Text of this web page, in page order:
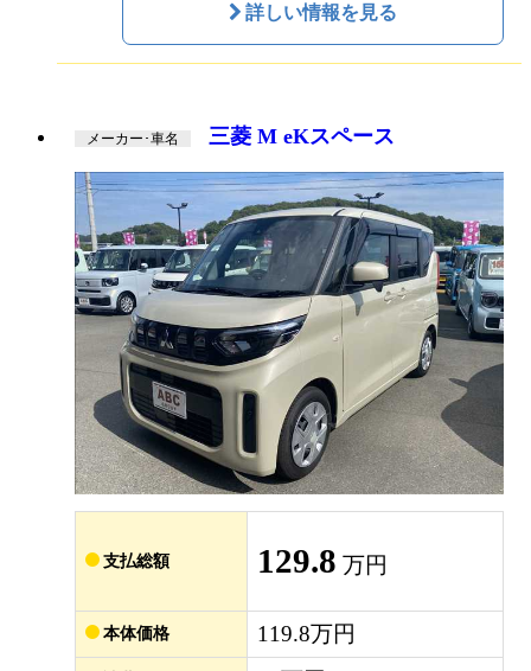
詳しい情報を見る
メーカー･車名 三菱 M eKスペース
支払総額 129.8 万円
本体価格 119.8万円